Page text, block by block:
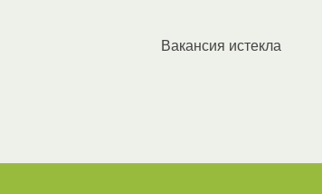
Вакансия истекла